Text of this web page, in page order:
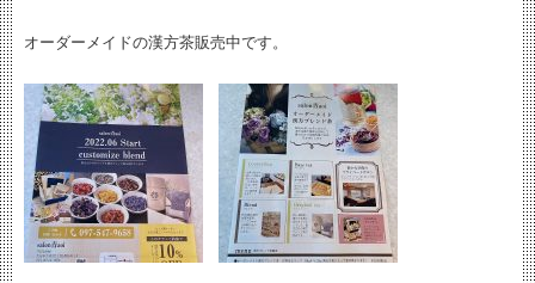
オーダーメイドの漢方茶販売中です。